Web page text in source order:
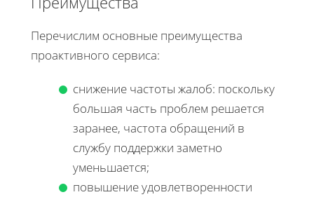
Перечислим основные преимущества
проактивного сервиса:
снижение частоты жалоб: поскольку
большая часть проблем решается
заранее, частота обращений в
службу поддержки заметно
уменьшается;
повышение удовлетворенности